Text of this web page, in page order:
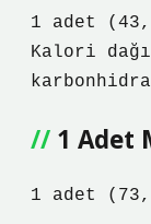
1 adet
Kalori
1 Adet
1 adet